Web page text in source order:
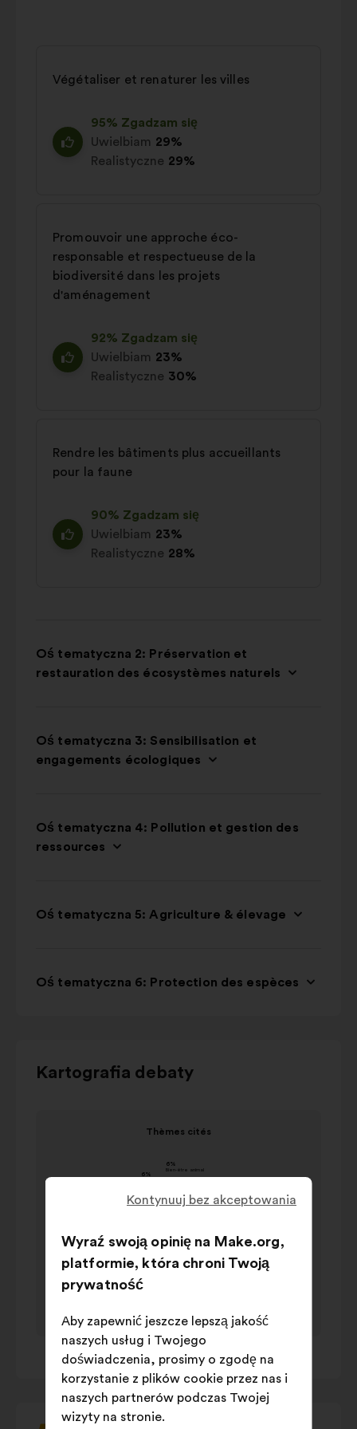
Végétaliser et renaturer les villes
95% Zgadzam się
Uwielbiam 29%
Realistyczne 29%
Promouvoir une approche éco-
responsable et respectueuse de la
biodiversité dans les projets
d'aménagement
92% Zgadzam się
Uwielbiam 23%
Realistyczne 30%
Rendre les bâtiments plus accueillants
pour la faune
90% Zgadzam się
Uwielbiam 23%
Realistyczne 28%
Oś tematyczna 2: Préservation et
restauration des écosystèmes naturels
Oś tematyczna 3: Sensibilisation et
engagements écologiques
Oś tematyczna 4: Pollution et gestion des
ressources
Oś tematyczna 5: Agriculture & élevage
Oś tematyczna 6: Protection des espèces
Kartografia debaty
Użyj
tabulatora
przejrzeć
treść
poniższej
karuzeli.
Thèmes cités
wartość
procent
Education et
sensibilisation
14%
Agriculture
Régulation
des espèces
11%
Modèle
économique
7%
Gestion de
l'eau
Kontynuuj bez akceptowania
Wyraź swoją opinię na Make.org,
platformie, która chroni Twoją
prywatność
Aby zapewnić jeszcze lepszą jakość
naszych usług i Twojego
doświadczenia, prosimy o zgodę na
korzystanie z plików cookie przez nas i
naszych partnerów podczas Twojej
wizyty na stronie.